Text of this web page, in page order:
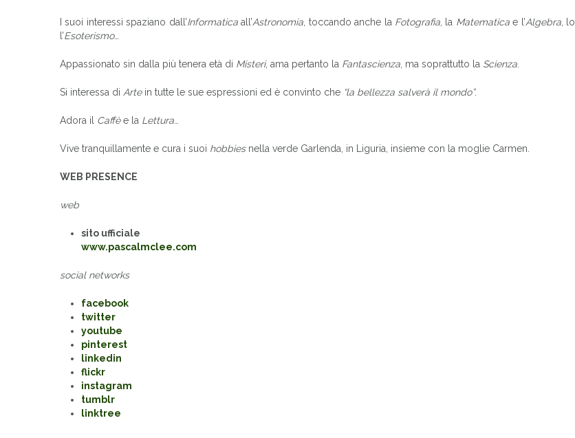
I suoi interessi spaziano dall’Informaticaall’Astronomia , toccando anche la Fotografia , la Matematicae l’Algebra, lo
l’Esoterismo…
Appassionato sin dalla più tenera età di Misteri, ama pertanto la Fantascienza , ma soprattutto la Scienza
Si interessa di Artein tutte le sue espressioni ed è convinto che “la bellezza salverà il mondo”.
Adora il Caffèe la Lettura
Vive tranquillamente e cura i suoi hobbiesnella verde Garlenda, in Liguria, insieme con la moglie Carmen.
WEB PRESENCE
web
sito ufficiale
www.pascalmclee.com
social networks
facebook
twitter
youtube
pinterest
linkedin
flickr
instagram
tumblr
linktree